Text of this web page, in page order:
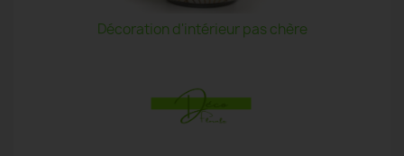
Décoration d'intérieur pas chère